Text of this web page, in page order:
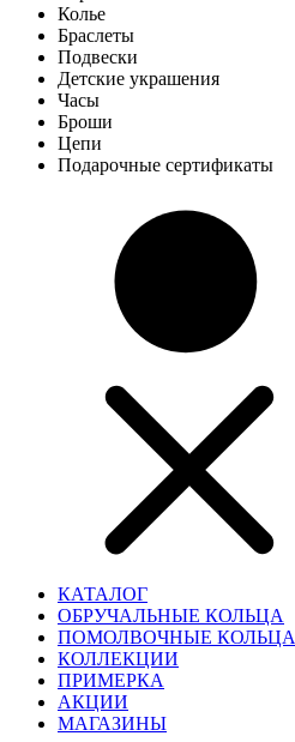
Колье
Браслеты
Подвески
Детские украшения
Часы
Броши
Цепи
Подарочные сертификаты
КАТАЛОГ
ОБРУЧАЛЬНЫЕ КОЛЬЦА
ПОМОЛВОЧНЫЕ КОЛЬЦА
КОЛЛЕКЦИИ
ПРИМЕРКА
АКЦИИ
МАГАЗИНЫ